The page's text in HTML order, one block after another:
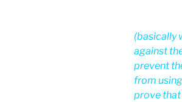
(basically
against
prevent
from
prove